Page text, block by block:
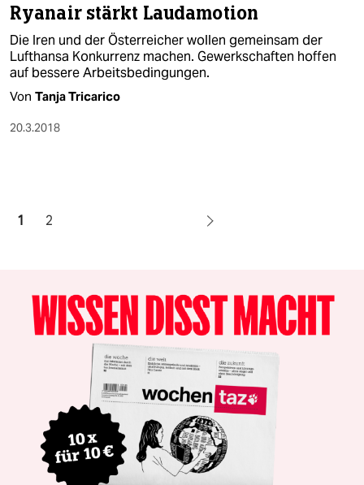
Ryanair stärkt Laudamotion
Die Iren und der Österreicher wollen gemeinsam der
Lufthansa Konkurrenz machen. Gewerkschaften hoffen
auf bessere Arbeitsbedingungen.
Von Tanja Tricarico
20.3.2018
1 2